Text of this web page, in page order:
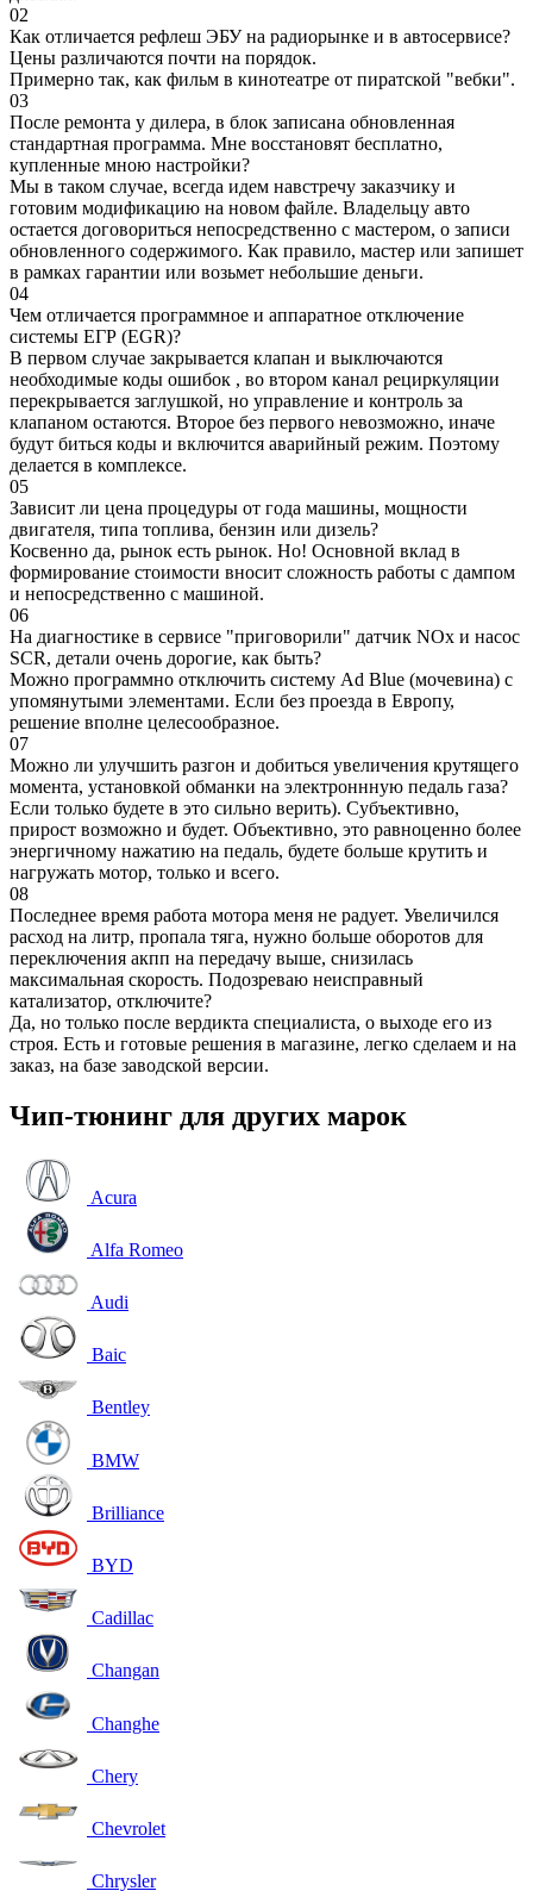
02
Как отличается рефлеш ЭБУ на радиорынке и в автосервисе?
Цены различаются почти на порядок.
Примерно так, как фильм в кинотеатре от пиратской "вебки".
03
После ремонта у дилера, в блок записана обновленная
стандартная программа. Мне восстановят бесплатно,
купленные мною настройки?
Мы в таком случае, всегда идем навстречу заказчику и
готовим модификацию на новом файле. Владельцу авто
остается договориться непосредственно с мастером, о записи
обновленного содержимого. Как правило, мастер или запишет
в рамках гарантии или возьмет небольшие деньги.
04
Чем отличается программное и аппаратное отключение
системы ЕГР (EGR)?
В первом случае закрывается клапан и выключаются
необходимые коды ошибок , во втором канал рециркуляции
перекрывается заглушкой, но управление и контроль за
клапаном остаются. Второе без первого невозможно, иначе
будут биться коды и включится аварийный режим. Поэтому
делается в комплексе.
05
Зависит ли цена процедуры от года машины, мощности
двигателя, типа топлива, бензин или дизель?
Косвенно да, рынок есть рынок. Но! Основной вклад в
формирование стоимости вносит сложность работы с дампом
и непосредственно с машиной.
06
На диагностике в сервисе "приговорили" датчик NOx и насос
SCR, детали очень дорогие, как быть?
Можно программно отключить систему Ad Blue (мочевина) с
упомянутыми элементами. Если без проезда в Европу,
решение вполне целесообразное.
07
Можно ли улучшить разгон и добиться увеличения крутящего
момента, установкой обманки на электроннную педаль газа?
Если только будете в это сильно верить). Субъективно,
прирост возможно и будет. Объективно, это равноценно более
энергичному нажатию на педаль, будете больше крутить и
нагружать мотор, только и всего.
08
Последнее время работа мотора меня не радует. Увеличился
расход на литр, пропала тяга, нужно больше оборотов для
переключения акпп на передачу выше, снизилась
максимальная скорость. Подозреваю неисправный
катализатор, отключите?
Да, но только после вердикта специалиста, о выходе его из
строя. Есть и готовые решения в магазине, легко сделаем и на
заказ, на базе заводской версии.
Чип-тюнинг для других марок
Acura
Alfa Romeo
Audi
Baic
Bentley
BMW
Brilliance
BYD
Cadillac
Changan
Changhe
Chery
Chevrolet
Chrysler